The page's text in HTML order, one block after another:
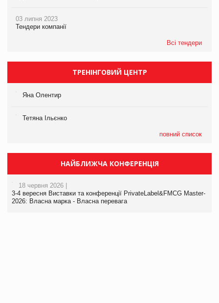
03 липня 2023
Тендери компанії
Всі тендери
ТРЕНІНГОВИЙ ЦЕНТР
Яна Олентир
Тетяна Ільєнко
повний список
НАЙБЛИЖЧА КОНФЕРЕНЦІЯ
18 червня 2026 |
3-4 вересня Виставки та конференції PrivateLabel&FMCG Master-
2026: Власна марка - Власна перевага